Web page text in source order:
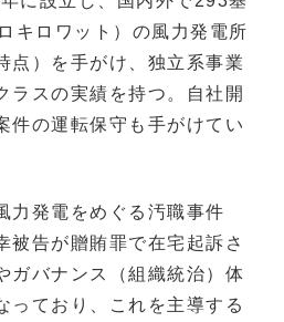
キロワット）の風力発電所
点）を手がけ、独立系事業
ラスの実績を持つ。自社開
件の運転保守も手がけてい
力発電をめぐる汚職事件
被告が贈賄罪で在宅起訴さ
ガバナンス（組織統治）体
っており、これを主導する